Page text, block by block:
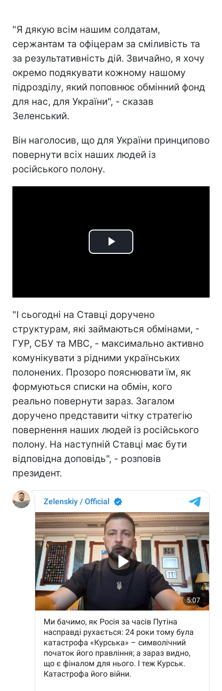
"Я дякую всім нашим солдатам,
сержантам та офіцерам за сміливість та
за результативність дій. Звичайно, я хочу
окремо подякувати кожному нашому
підрозділу, який поповнює обмінний фонд
для нас, для України", - сказав
Зеленський.
Він наголосив, що для України принципово
повернути всіх наших людей із
російського полону.
Play
"І сьогодні на Ставці доручено
структурам, які займаються обмінами, -
ГУР, СБУ та МВС, - максимально активно
комунікувати з рідними українських
полонених. Прозоро пояснювати їм, як
формуються списки на обмін, кого
реально повернути зараз. Загалом
доручено представити чітку стратегію
повернення наших людей із російського
полону. На наступній Ставці має бути
відповідна доповідь", - розповів
президент.